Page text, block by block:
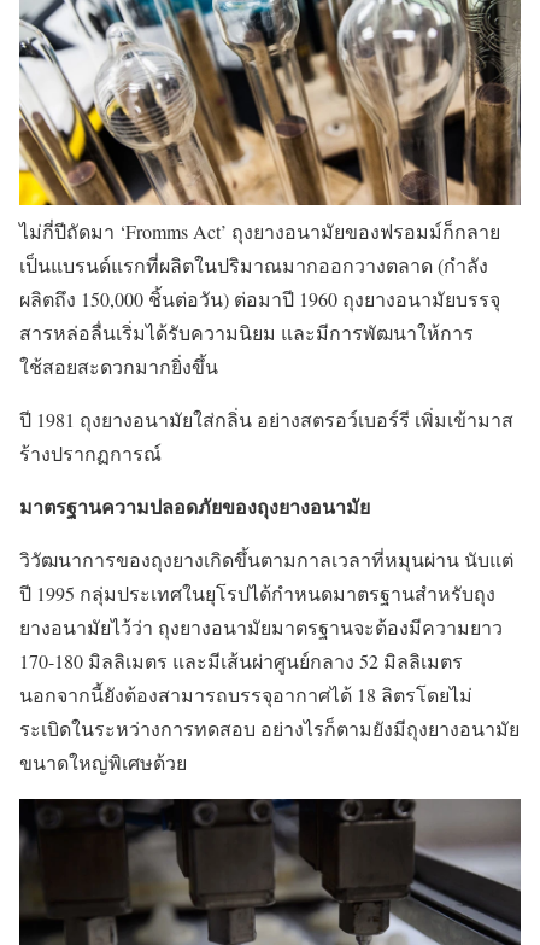
ไม่กี่ปีถัดมา ‘Fromms Act’ ถุงยางอนามัยของฟรอมม์ก็กลาย
เป็นแบรนด์แรกที่ผลิตในปริมาณมากออกวางตลาด (กำลัง
ผลิตถึง 150,000 ชิ้นต่อวัน) ต่อมาปี 1960 ถุงยางอนามัยบรรจุ
สารหล่อลื่นเริ่มได้รับความนิยม และมีการพัฒนาให้การ
ใช้สอยสะดวกมากยิ่งขึ้น
ปี 1981 ถุงยางอนามัยใส่กลิ่น อย่างสตรอว์เบอร์รี เพิ่มเข้ามาส
ร้างปรากฏการณ์
มาตรฐานความปลอดภัยของถุงยางอนามัย
วิวัฒนาการของถุงยางเกิดขึ้นตามกาลเวลาที่หมุนผ่าน นับแต่
ปี 1995 กลุ่มประเทศในยุโรปได้กำหนดมาตรฐานสำหรับถุง
ยางอนามัยไว้ว่า ถุงยางอนามัยมาตรฐานจะต้องมีความยาว
170-180 มิลลิเมตร และมีเส้นผ่าศูนย์กลาง 52 มิลลิเมตร
นอกจากนี้ยังต้องสามารถบรรจุอากาศได้ 18 ลิตรโดยไม่
ระเบิดในระหว่างการทดสอบ อย่างไรก็ตามยังมีถุงยางอนามัย
ขนาดใหญ่พิเศษด้วย